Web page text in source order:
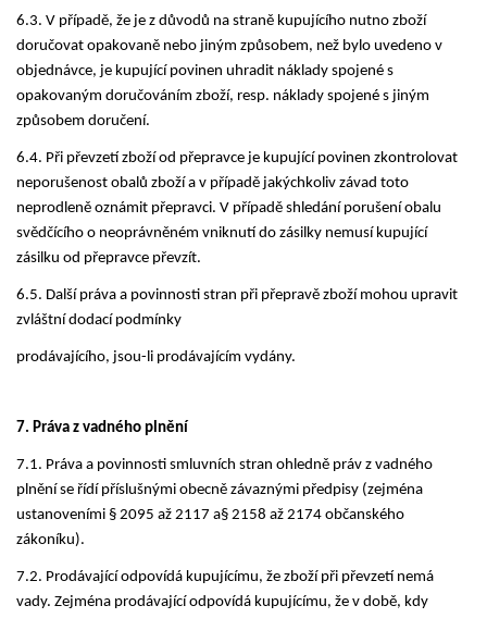
6.3. V případě, že je z důvodů na straně kupujícího nutno zboží
doručovat opakovaně nebo jiným způsobem, než bylo uvedeno v
objednávce, je kupující povinen uhradit náklady spojené s
opakovaným doručováním zboží, resp. náklady spojené s jiným
způsobem doručení.
6.4. Při převzetí zboží od přepravce je kupující povinen zkontrolovat
neporušenost obalů zboží a v případě jakýchkoliv závad toto
neprodleně oznámit přepravci. V případě shledání porušení obalu
svědčícího o neoprávněném vniknutí do zásilky nemusí kupující
zásilku od přepravce převzít.
6.5. Další práva a povinnosti stran při přepravě zboží mohou upravit
zvláštní dodací podmínky
prodávajícího, jsou-li prodávajícím vydány.
7. Práva z vadného plnění
7.1. Práva a povinnosti smluvních stran ohledně práv z vadného
plnění se řídí příslušnými obecně závaznými předpisy (zejména
ustanoveními § 2095 až 2117 a§ 2158 až 2174 občanského
zákoníku).
7.2. Prodávající odpovídá kupujícímu, že zboží při převzetí nemá
vady. Zejména prodávající odpovídá kupujícímu, že v době, kdy